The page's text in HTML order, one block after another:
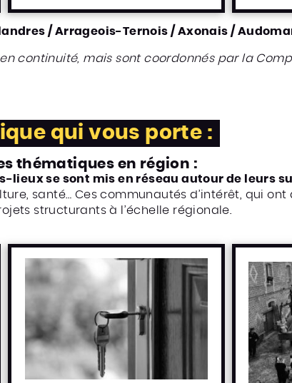
/ Arrageois-Ternois / Axonais /
continuité, mais sont coordonnés par la
qui vous porte :
thématiques en région :
lieux se sont mis en réseau autour de leurs
santé… Ces communautés d’intérêt, qui ont
structurants à l’échelle régionale.